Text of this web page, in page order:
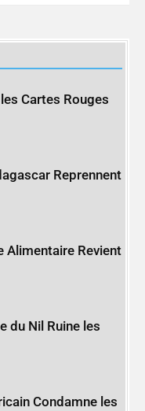
Cartes Rouges
Reprennent
Alimentaire Revient
du Nil Ruine les
Condamne les